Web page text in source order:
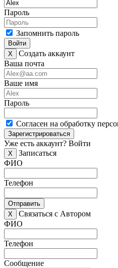
Пароль
Запомнить пароль
Войти
X
Создать аккаунт
Ваша почта
Ваше имя
Пароль
Согласен на обработку
Зарегистрироваться
Уже есть аккаунт? Войти
X
Записаться
ФИО
Телефон
Отправить
X
Связаться с Автором
ФИО
Телефон
Сообщение